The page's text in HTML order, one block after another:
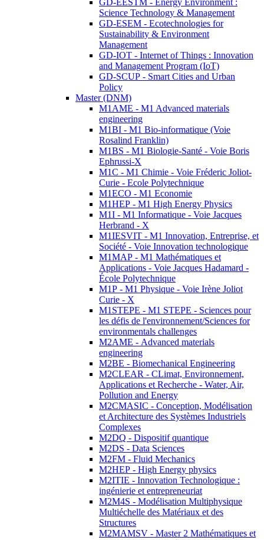
GD-EESTM - Energy Environment :
Science Technology & Management
GD-ESEM - Ecotechnologies for
Sustainability & Environment
Management
GD-IOT - Internet of Things : Innovation
and Management Program (IoT)
GD-SCUP - Smart Cities and Urban
Policy
Master (DNM)
M1AME - M1 Advanced materials
engineering
M1BI - M1 Bio-informatique (Voie
Rosalind Franklin)
M1BS - M1 Biologie-Santé - Voie Boris
Ephrussi-X
M1C - M1 Chimie - Voie Fréderic Joliot-
Curie - Ecole Polytechnique
M1ECO - M1 Economie
M1HEP - M1 High Energy Physics
M1I - M1 Informatique - Voie Jacques
Herbrand - X
M1IESVIT - M1 Innovation, Entreprise, et
Société - Voie Innovation technologique
M1MAP - M1 Mathématiques et
Applications - Voie Jacques Hadamard -
École Polytechnique
M1P - M1 Physique - Voie Irène Joliot
Curie - X
M1STEPE - M1 STEPE - Sciences pour
les défis de l'environnement/Sciences for
environmentals challenges
M2AME - Advanced materials
engineering
M2BE - Biomechanical Engineering
M2CLEAR - CLimat, Environnement,
Applications et Recherche - Water, Air,
Pollution and Energy
M2CMASIC - Conception, Modélisation
et Architecture des Systèmes Industriels
Complexes
M2DQ - Dispositif quantique
M2DS - Data Sciences
M2FM - Fluid Mechanics
M2HEP - High Energy physics
M2ITIE - Innovation Technologique :
ingénierie et entrepreneuriat
M2M4S - Modélisation Multiphysique
Multiéchelle des Matériaux et des
Structures
M2MAMSV - Master 2 Mathématiques et